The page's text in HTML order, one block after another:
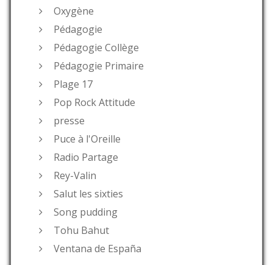
Oxygène
Pédagogie
Pédagogie Collège
Pédagogie Primaire
Plage 17
Pop Rock Attitude
presse
Puce à l'Oreille
Radio Partage
Rey-Valin
Salut les sixties
Song pudding
Tohu Bahut
Ventana de España